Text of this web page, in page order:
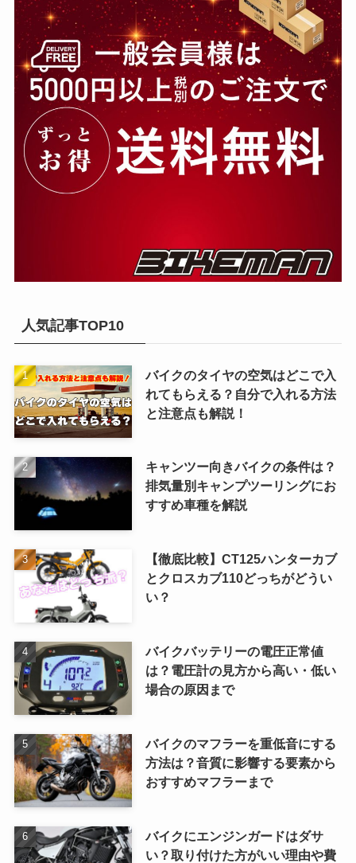
人気記事TOP10
バイクのタイヤの空気はどこで入
れてもらえる？自分で入れる方法
と注意点も解説！
キャンツー向きバイクの条件は？
排気量別キャンプツーリングにお
すすめ車種を解説
【徹底比較】CT125ハンターカブ
とクロスカブ110どっちがどうい
い？
バイクバッテリーの電圧正常値
は？電圧計の見方から高い・低い
場合の原因まで
バイクのマフラーを重低音にする
方法は？音質に影響する要素から
おすすめマフラーまで
バイクにエンジンガードはダサ
い？取り付けた方がいい理由や費